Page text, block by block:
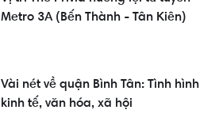
Metro 3A (Bến Thành - Tân Kiên)
Vài nét về quận Bình Tân: Tình hình
kinh tế, văn hóa, xã hội